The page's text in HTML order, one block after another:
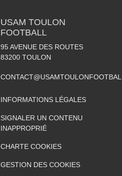
USAM TOULON
FOOTBALL
95 AVENUE DES ROUTES
83200 TOULON
INFORMATIONS LÉGALES
SIGNALER UN CONTENU
INAPPROPRIÉ
CHARTE COOKIES
GESTION DES COOKIES